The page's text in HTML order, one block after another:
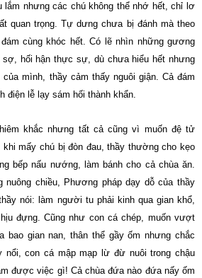
lắm nhưng các chú không thể nhớ hết, chỉ lơ
quan trọng. Tự dưng chưa bị đánh mà theo
cùng khóc hết. Có lẽ nhìn những gương
hối hận thực sự, dù chưa hiểu hết nhưng
mình, thầy cảm thấy nguôi giận. Cả đám
điện lễ lạy sám hối thành khẩn.
khắc nhưng tất cả cũng vì muốn đệ tử
mấy chú bị đòn đau, thầy thường cho kẹo
bếp nấu nướng, làm bánh cho cả chùa ăn.
nuông chiều, Phương pháp dạy dỗ của thầy
nói: làm người tu phải kinh qua gian khổ,
đựng. Cũng như con cá chép, muốn vượt
bao gian nan, thân thể gầy ốm nhưng chắc
nổi, con cá mập mạp lừ đừ nuôi trong chậu
được việc gì! Cả chùa đứa nào đứa nấy ốm